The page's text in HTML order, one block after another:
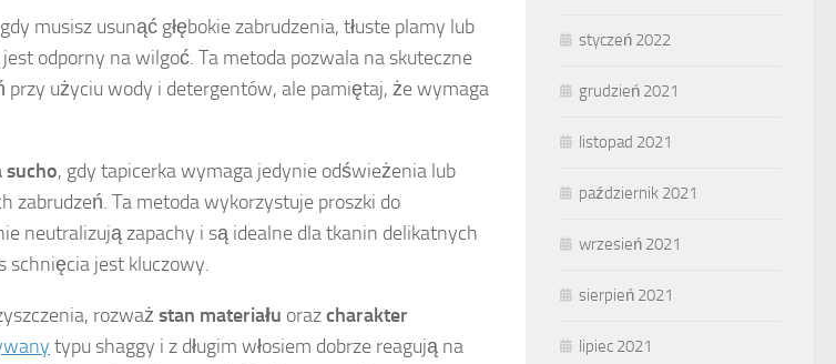
musisz usunąć głębokie zabrudzenia, tłuste plamy lub
odporny na wilgoć. Ta metoda pozwala na skuteczne
przy użyciu wody i detergentów, ale pamiętaj, że wymaga
sucho, gdy tapicerka wymaga jedynie odświeżenia lub
zabrudzeń. Ta metoda wykorzystuje proszki do
neutralizują zapachy i są idealne dla tkanin delikatnych
schnięcia jest kluczowy.
rozważ stan materiału orazcharakter
typu shaggy i z długim włosiem dobrze reagują na
styczeń 2022
grudzień 2021
listopad 2021
październik 2021
wrzesień 2021
sierpień 2021
lipiec 2021